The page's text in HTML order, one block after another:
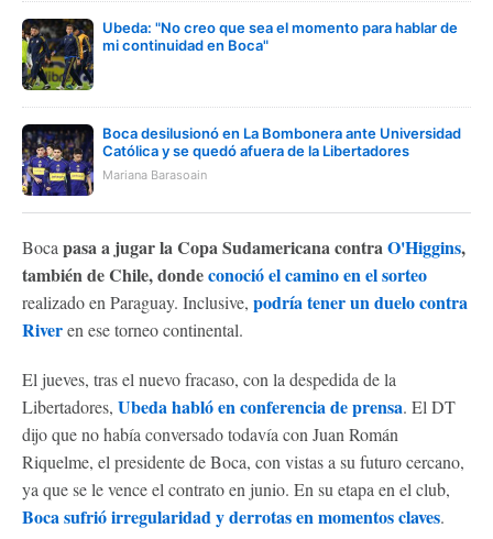
Ubeda: "No creo que sea el momento para hablar de
mi continuidad en Boca"
Boca desilusionó en La Bombonera ante Universidad
Católica y se quedó afuera de la Libertadores
Mariana Barasoain
Boca pasa a jugar la Copa Sudamericana contraO'Higgins,
también de Chile, dondeconoció el camino en el sorteo
realizado en Paraguay. Inclusive, podría tener un duelo contra
Riveren ese torneo continental.
El jueves, tras el nuevo fracaso, con la despedida de la
Libertadores, Ubeda habló en conferencia de prensa. El DT
dijo que no había conversado todavía con Juan Román
Riquelme, el presidente de Boca, con vistas a su futuro cercano,
ya que se le vence el contrato en junio. En su etapa en el club,
Boca sufrió irregularidad y derrotas en momentos claves.